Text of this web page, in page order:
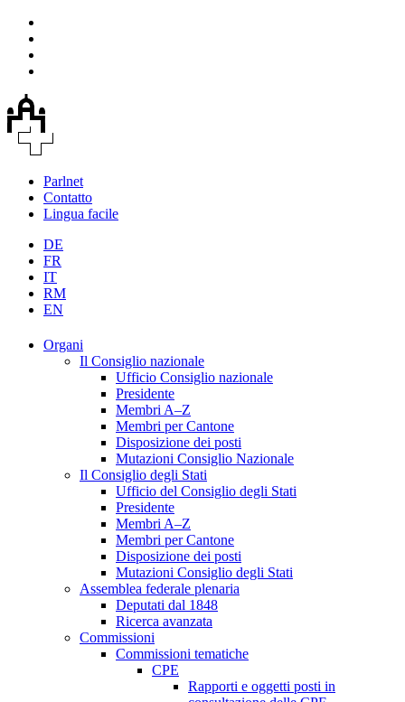
Parlnet
Contatto
Lingua facile
DE
FR
IT
RM
EN
Organi
Il Consiglio nazionale
Ufficio Consiglio nazionale
Presidente
Membri A–Z
Membri per Cantone
Disposizione dei posti
Mutazioni Consiglio Nazionale
Il Consiglio degli Stati
Ufficio del Consiglio degli Stati
Presidente
Membri A–Z
Membri per Cantone
Disposizione dei posti
Mutazioni Consiglio degli Stati
Assemblea federale plenaria
Deputati dal 1848
Ricerca avanzata
Commissioni
Commissioni tematiche
CPE
Rapporti e oggetti posti in